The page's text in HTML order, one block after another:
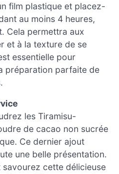
film plastique et placez-
au moins 4 heures,
Cela permettra aux
et à la texture de se
essentielle pour
préparation parfaite de
les Tiramisu-
de cacao non sucrée
Ce dernier ajout
une belle présentation.
cette délicieuse